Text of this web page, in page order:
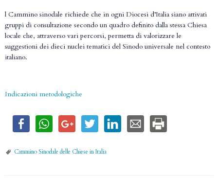
l Cammino sinodale richiede che in ogni Diocesi d’Italia siano attivati
gruppi di consultazione secondo un quadro definito dalla stessa Chiesa
locale che, attraverso vari percorsi, permetta di valorizzare le
suggestioni dei dieci nuclei tematici del Sinodo universale nel contesto
italiano.
Indicazioni metodologiche
Cammino Sinodale delle Chiese in Italia